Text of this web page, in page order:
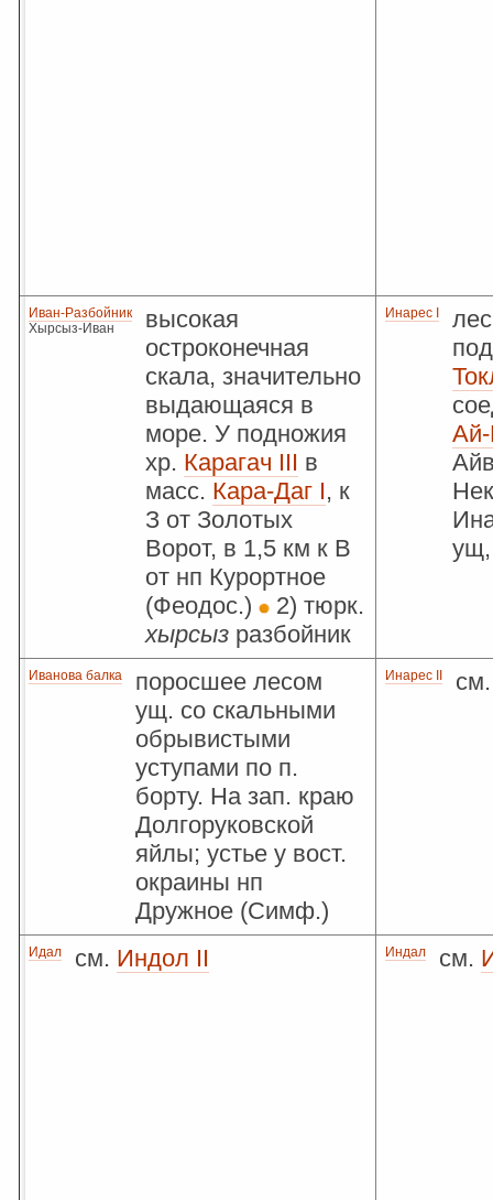
Иван-Разбойник
Хырсыз-Иван
высокая
остроконечная
скала, значительно
выдающаяся в
море. У подножия
хр. Карагач III в
масс. Кара-Даг I, к
З от Золотых
Ворот, в 1,5 км к В
от нп Курортное
(Феодос.)
2) тюрк.
хырсыз разбойник
Инарес I
Иванова балка
поросшее лесом
ущ. со скальными
обрывистыми
уступами по п.
борту. На зап. краю
Долгоруковской
яйлы; устье у вост.
окраины нп
Дружное (Симф.)
Инарес II
Идал см. Индол II Индал см.